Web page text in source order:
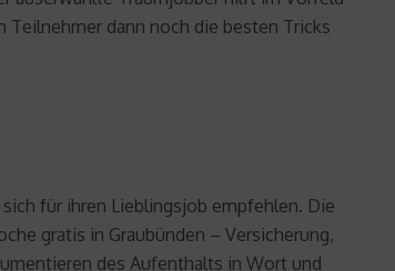
dann noch die besten Tricks
für ihren Lieblingsjob empfehlen. Die
gratis in Graubünden – Versicherung,
des Aufenthalts in Wort und